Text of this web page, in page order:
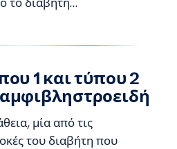
1 και τύπου 2
μία από τις
του διαβήτη που